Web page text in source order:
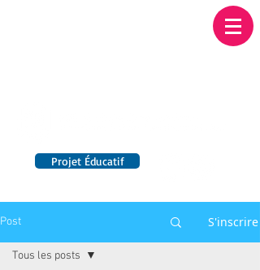
Projet Éducatif
Post S'inscrire
Tous les posts